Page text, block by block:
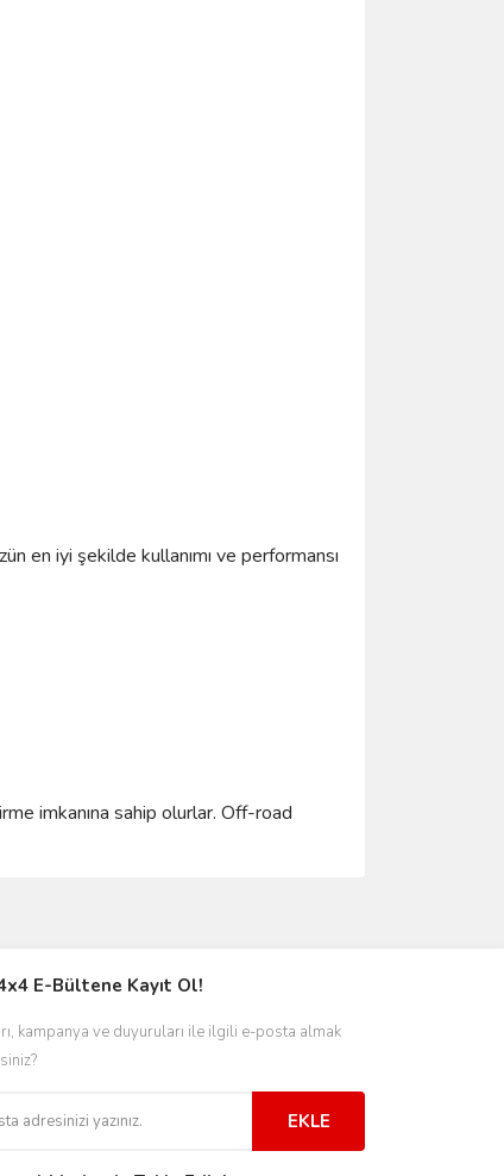
en iyi şekilde kullanımı ve performansı
imkanına sahip olurlar. Off-road
E-Bültene Kayıt Ol!
kampanya ve duyuruları ile ilgili e-posta almak
EKLE